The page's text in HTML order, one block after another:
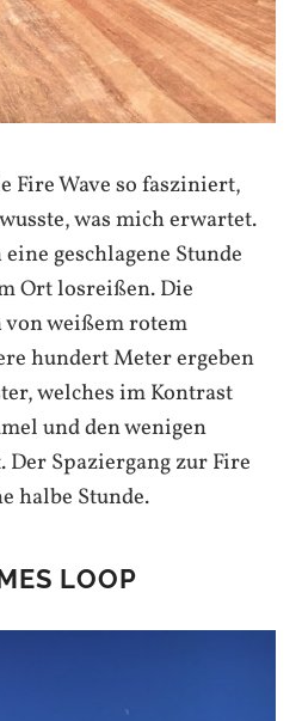
Fire Wave so fasziniert,
was mich erwartet.
geschlagene Stunde
Ort losreißen. Die
weißem rotem
hundert Meter ergeben
welches im Kontrast
und den wenigen
Der Spaziergang zur Fire
halbe Stunde.
LOOP